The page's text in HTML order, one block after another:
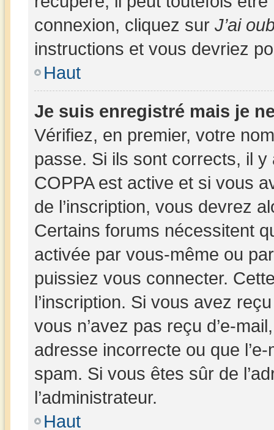
connexion, cliquez sur J’ai
instructions et vous devriez
Haut
Je suis enregistré mais je
Vérifiez, en premier, votre
passe. Si ils sont corrects, il
COPPA est active et si vous
de l’inscription, vous devrez
Certains forums nécessitent
activée par vous-même ou
puissiez vous connecter.
l’inscription. Si vous avez
vous n’avez pas reçu d’e-
adresse incorrecte ou que
spam. Si vous êtes sûr de
l’administrateur.
Haut